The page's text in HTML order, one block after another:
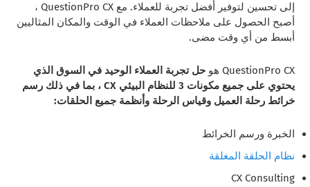
إلى تحسين لتوفير أفضل تجربة للعملاء. مع QuestionPro CX ،
أصبح الحصول على ملاحظات العملاء في الوقت والمكان المثاليين
أبسط من أي وقت مضى.
QuestionPro CX هو حل تجربة العملاء الوحيد في السوق الذي
يحتوي على جميع مكونات 3 للنظام البيئي CX ، بما في ذلك رسم
خرائط رحلة العميل وقياس الرحلة وأنظمة جميع الحلقات:
الخبرة ورسم الخرائط
نظام الحلقة المغلقة
CX Consulting